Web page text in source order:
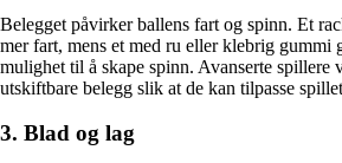
Belegget påvirker ballens fart og spinn. Et
mer fart, mens et med ru eller klebrig gummi
mulighet til å skape spinn. Avanserte spillere
utskiftbare belegg slik at de kan tilpasse
3. Blad og lag